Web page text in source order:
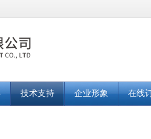
技术支持 企业形象 在线